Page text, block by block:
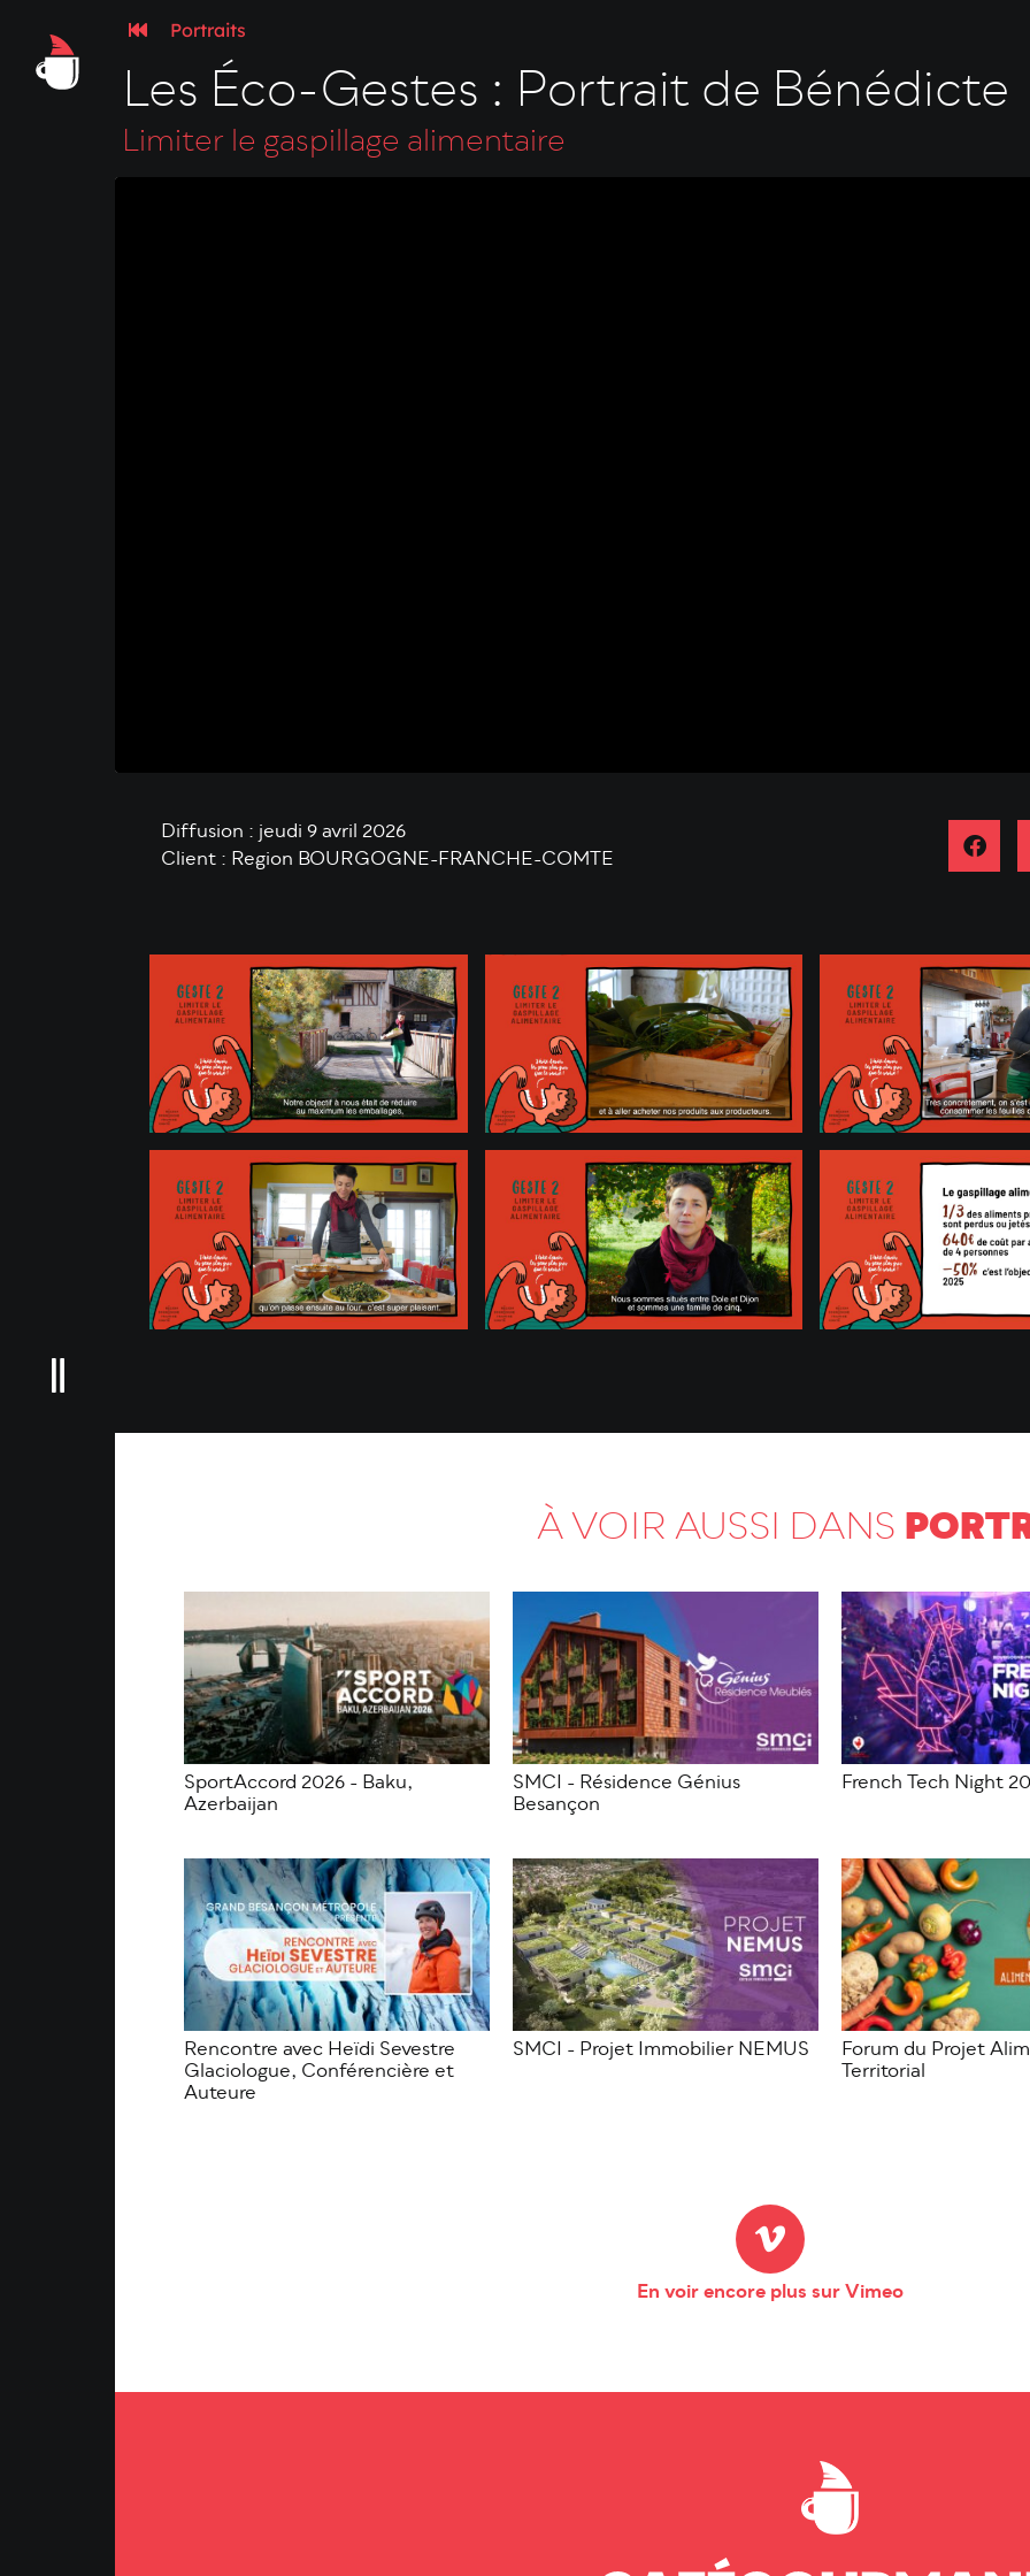
Portraits
Les Éco-Gestes : Portrait de Bénédicte
Limiter le gaspillage alimentaire
Diffusion : jeudi 9 avril 2026
Client : Region BOURGOGNE-FRANCHE-COMTE
À VOIR AUSSI DANS
SportAccord 2026 - Baku,
Azerbaijan
SMCI - Résidence Génius
Besançon
French Tech Night
Rencontre avec Heïdi Sevestre
Glaciologue, Conférencière et
Auteure
SMCI - Projet Immobilier NEMUS Forum du Projet
Territorial
En voir encore plus sur Vimeo